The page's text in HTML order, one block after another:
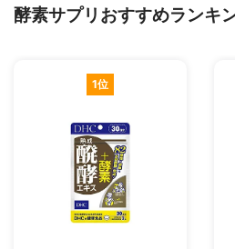
玄米・大麦・
酵素サプリおすすめランキ
1位